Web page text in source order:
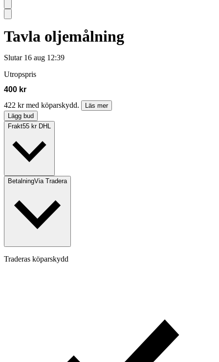
Tavla oljemålning
Slutar 16 aug 12:39
Utropspris
400 kr
422 kr med köparskydd.
Läs mer
Lägg bud
Frakt55 kr DHL
BetalningVia Tradera
Traderas köparskydd